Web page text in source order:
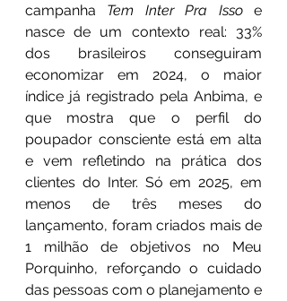
campanha Tem Inter Pra Isso e
nasce de um contexto real: 33%
dos brasileiros conseguiram
economizar em 2024, o maior
índice já registrado pela Anbima, e
que mostra que o perfil do
poupador consciente está em alta
e vem refletindo na prática dos
clientes do Inter. Só em 2025, em
menos de três meses do
lançamento, foram criados mais de
1 milhão de objetivos no Meu
Porquinho, reforçando o cuidado
das pessoas com o planejamento e